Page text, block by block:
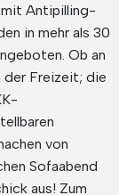
mit Antipilling-
in mehr als 30
Ob an
der Freizeit; die
von
Sofaabend
aus! Zum